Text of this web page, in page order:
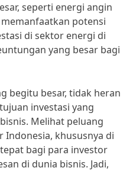
seperti energi angin
potensi
di sektor energi di
yang besar bagi
begitu besar, tidak heran
investasi yang
Melihat peluang
Indonesia, khususnya di
bagi para investor
di dunia bisnis. Jadi,